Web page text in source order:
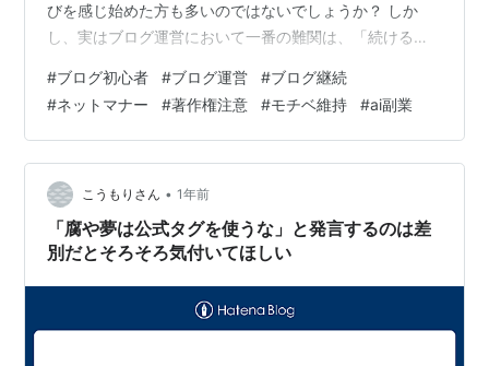
びを感じ始めた方も多いのではないでしょうか？ しか
し、実はブログ運営において一番の難関は、「続けるこ
きっかけでモチベーションが下がったり、ネット上のマ
ナー違反やトラブルに巻き込まれてしまったりすると、
続けることが難しくなってしまうことも…。 でも大丈
夫。事前に「ブログを楽しく続けるコツ」と「最低限守
るべきマナー」を知っておけば、安心して、あなたらし
いペースでブログ運営を続けていくことができます。 …
#ブログ初心者 #ブログ運営 #ブログ継続
#ネットマナー #著作権注意 #モチベ維持 #ai副業
こうもりさん • 1年前
「腐や夢は公式タグを使うな」と発言するのは差
別だとそろそろ気付いてほしい